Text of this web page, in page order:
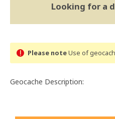
Looking for a
Please noteUse of
Geocache Description: